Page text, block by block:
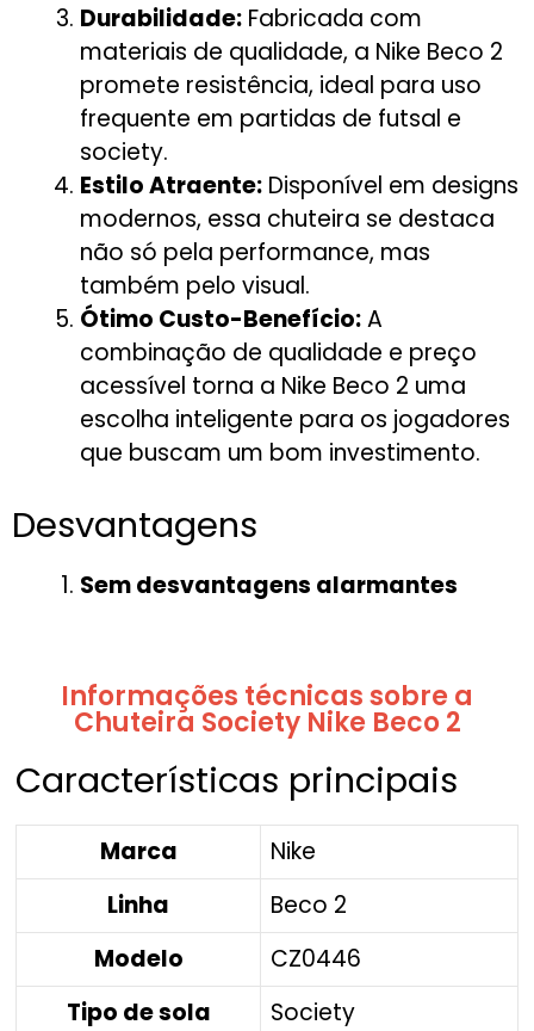
Durabilidade: Fabricada com
materiais de qualidade, a Nike Beco 2
promete resistência, ideal para uso
frequente em partidas de futsal e
society.
Estilo Atraente: Disponível em designs
modernos, essa chuteira se destaca
não só pela performance, mas
também pelo visual.
Ótimo Custo-Benefício:A
combinação de qualidade e preço
acessível torna a Nike Beco 2 uma
escolha inteligente para os jogadores
que buscam um bom investimento.
Desvantagens
Sem desvantagens alarmantes
Informações técnicas sobre a
Chuteira Society Nike Beco 2
Características principais
Marca
Nike
Linha
Beco 2
Modelo
CZ0446
Tipo de sola
Society